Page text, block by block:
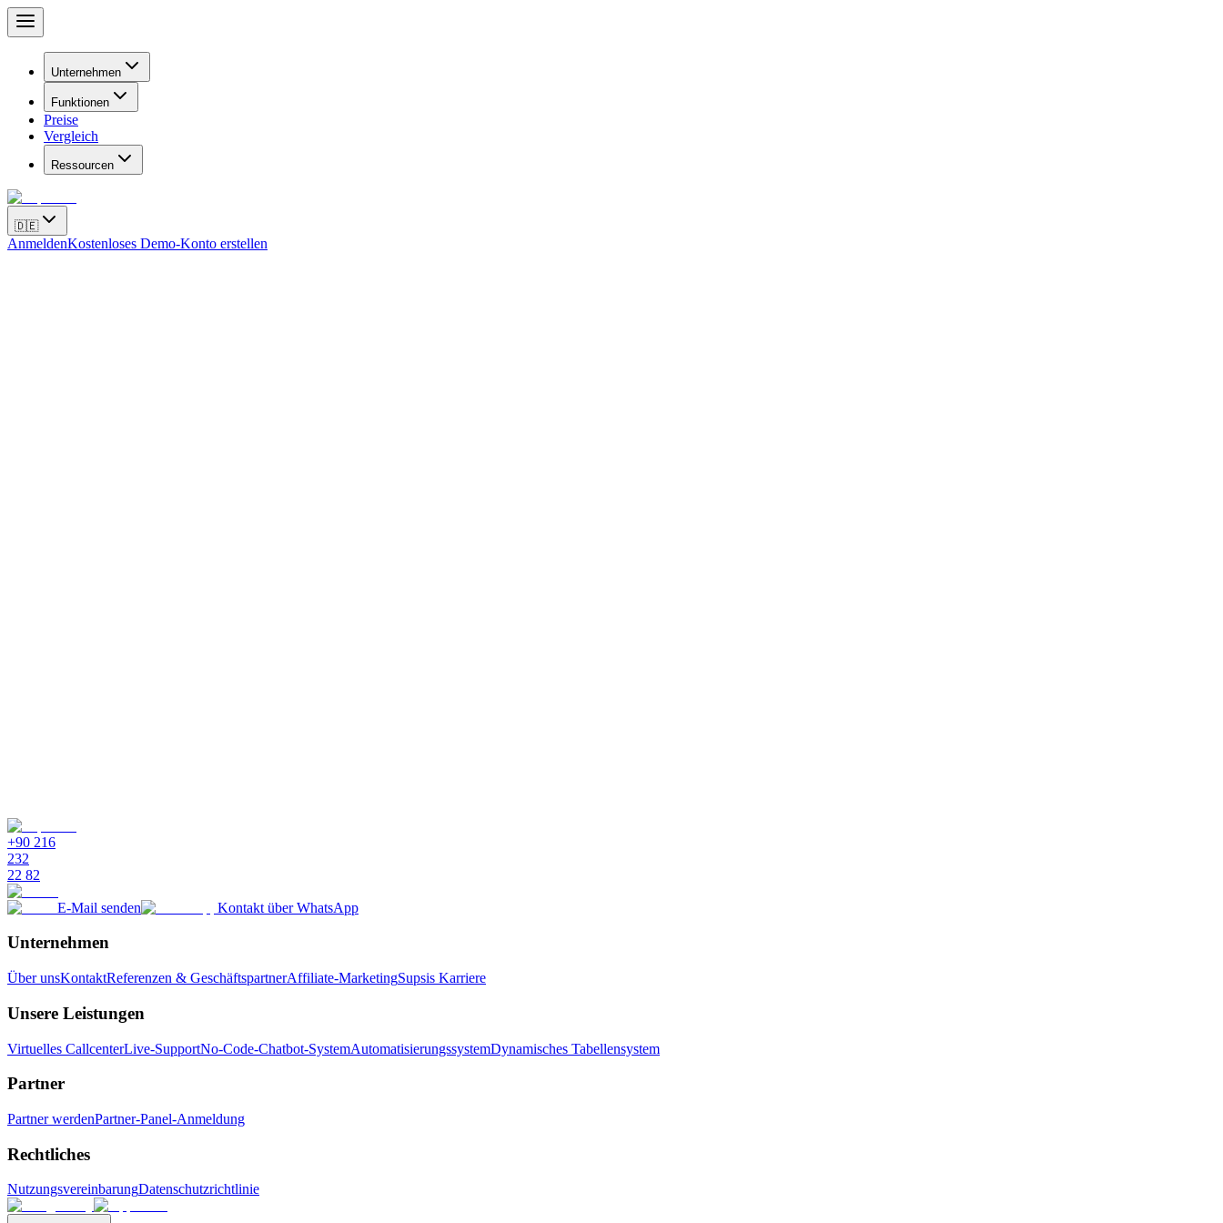
Unternehmen
Funktionen
Preise
Vergleich
Ressourcen
🇩🇪
AnmeldenKostenloses Demo-Konto erstellen
+90 216
232
22 82
E-Mail senden Kontakt über WhatsApp
Unternehmen
Über unsKontaktReferenzen & GeschäftspartnerAffiliate-MarketingSupsis Karriere
Unsere Leistungen
Virtuelles CallcenterLive-SupportNo-Code-Chatbot-SystemAutomatisierungssystemDynamisches Tabellensystem
Partner
Partner werdenPartner-Panel-Anmeldung
Rechtliches
NutzungsvereinbarungDatenschutzrichtlinie